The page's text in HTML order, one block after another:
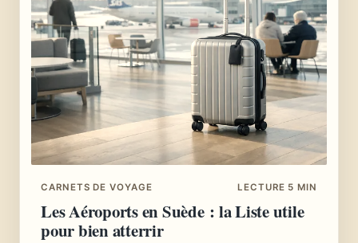
CARNETS DE VOYAGE LECTURE 5 MIN
Les Aéroports en Suède : la Liste utile
pour bien atterrir